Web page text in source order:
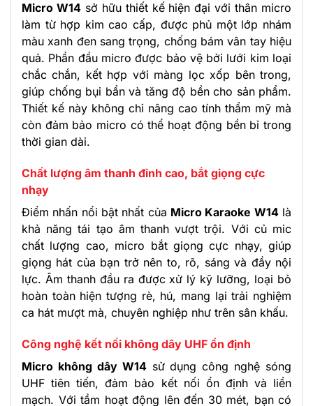
Micro W14sở hữu thiết kế hiện đại với thân micro
làm từ hợp kim cao cấp, được phủ một lớp nhám
màu xanh đen sang trọng, chống bám vân tay hiệu
quả. Phần đầu micro được bảo vệ bởi lưới kim loại
chắc chắn, kết hợp với màng lọc xốp bên trong,
giúp chống bụi bẩn và tăng độ bền cho sản phẩm.
Thiết kế này không chỉ nâng cao tính thẩm mỹ mà
còn đảm bảo micro có thể hoạt động bền bỉ trong
thời gian dài.
Chất lượng âm thanh đỉnh cao, bắt giọng cực
nhạy
Điểm nhấn nổi bật nhất của Micro Karaoke W14là
khả năng tái tạo âm thanh vượt trội. Với củ mic
chất lượng cao, micro bắt giọng cực nhạy, giúp
giọng hát của bạn trở nên to, rõ, sáng và đầy nội
lực. Âm thanh đầu ra được xử lý kỹ lưỡng, loại bỏ
hoàn toàn hiện tượng rè, hú, mang lại trải nghiệm
ca hát mượt mà, chuyên nghiệp như trên sân khấu.
Công nghệ kết nối không dây UHF ổn định
Micro không dây W14sử dụng công nghệ sóng
UHF tiên tiến, đảm bảo kết nối ổn định và liền
mạch. Với tầm hoạt động lên đến 30 mét, bạn có